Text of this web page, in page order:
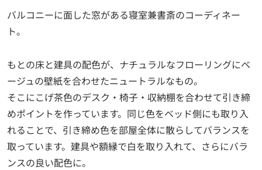
バルコニーに面した窓がある寝室兼書斎のコーディネー
ト。
もとの床と建具の配色が、ナチュラルなフローリングにベ
ージュの壁紙を合わせたニュートラルなもの。
そこにこげ茶色のデスク・椅子・収納棚を合わせて引き締
めポイントを作っています。同じ色をベッド側にも取り入
れることで、引き締め色を部屋全体に散らしてバランスを
取っています。建具や額縁で白を取り入れて、さらにバラ
ンスの良い配色に。